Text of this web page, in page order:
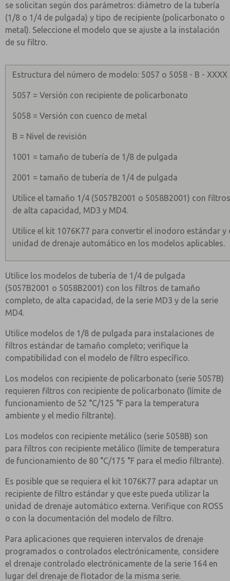
se solicitan según dos parámetros: diámetro de la tubería
(1/8 o 1/4 de pulgada) y tipo de recipiente (policarbonato o
metal). Seleccione el modelo que se ajuste a la instalación
de su filtro.
Estructura del número de modelo: 5057 o 5058 - B - XXXX
5057 = Versión con recipiente de policarbonato
5058 = Versión con cuenco de metal
B = Nivel de revisión
1001 = tamaño de tubería de 1/8 de pulgada
2001 = tamaño de tubería de 1/4 de pulgada
Utilice el tamaño 1/4 (5057B2001 o 5058B2001) con
de alta capacidad, MD3 y MD4.
Utilice el kit 1076K77 para convertir el inodoro estándar y
unidad de drenaje automático en los modelos aplicables.
Utilice los modelos de tubería de 1/4 de pulgada
(5057B2001 o 5058B2001) con los filtros de tamaño
completo, de alta capacidad, de la serie MD3 y de la serie
MD4.
Utilice modelos de 1/8 de pulgada para instalaciones de
filtros estándar de tamaño completo; verifique la
compatibilidad con el modelo de filtro específico.
Los modelos con recipiente de policarbonato (serie 5057B)
requieren filtros con recipiente de policarbonato (límite de
funcionamiento de 52 °C/125 °F para la temperatura
ambiente y el medio filtrante).
Los modelos con recipiente metálico (serie 5058B) son
para filtros con recipiente metálico (límite de temperatura
de funcionamiento de 80 °C/175 °F para el medio filtrante).
Es posible que se requiera el kit 1076K77 para adaptar un
recipiente de filtro estándar y que este pueda utilizar la
unidad de drenaje automático externa. Verifique con ROSS
o con la documentación del modelo de filtro.
Para aplicaciones que requieren intervalos de drenaje
programados o controlados electrónicamente, considere
el drenaje controlado electrónicamente de la serie 164 en
lugar del drenaje de flotador de la misma serie.